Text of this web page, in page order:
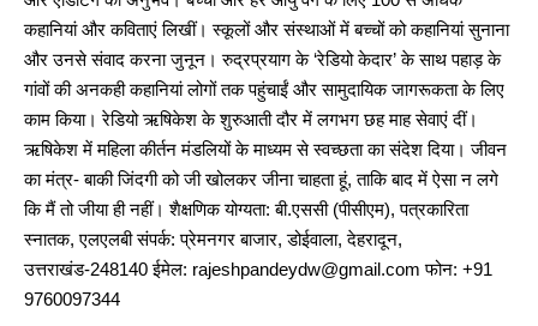
कहानियां और कविताएं लिखीं। स्कूलों और संस्थाओं में बच्चों को कहानियां सुनाना
और उनसे संवाद करना जुनून। रुद्रप्रयाग के ‘रेडियो केदार’ के साथ पहाड़ के
गांवों की अनकही कहानियां लोगों तक पहुंचाईं और सामुदायिक जागरूकता के लिए
काम किया। रेडियो ऋषिकेश के शुरुआती दौर में लगभग छह माह सेवाएं दीं।
ऋषिकेश में महिला कीर्तन मंडलियों के माध्यम से स्वच्छता का संदेश दिया। जीवन
का मंत्र- बाकी जिंदगी को जी खोलकर जीना चाहता हूं, ताकि बाद में ऐसा न लगे
कि मैं तो जीया ही नहीं। शैक्षणिक योग्यता: बी.एससी (पीसीएम), पत्रकारिता
स्नातक, एलएलबी संपर्क: प्रेमनगर बाजार, डोईवाला, देहरादून,
उत्तराखंड-248140 ईमेल: rajeshpandeydw@gmail.com फोन: +91
9760097344